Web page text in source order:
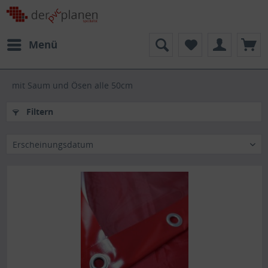
Menü
mit Saum und Ösen alle 50cm
Filtern
Erscheinungsdatum